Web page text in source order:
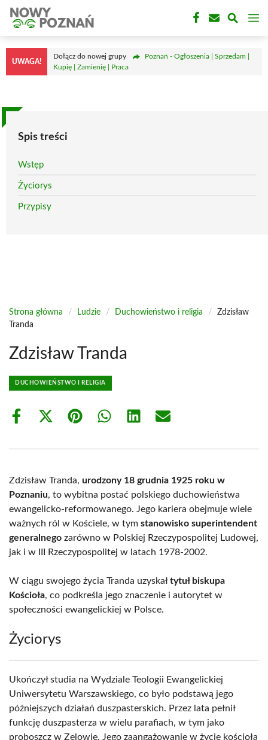
Przejdź
treści
UWAGA!
Dołącz do nowej grupy
Poznań - Ogłoszenia | Sprzedam |
Kupię | Zamienię | Praca
Spis treści
Wstęp
Życiorys
Przypisy
Strona główna / Ludzie / Duchowieństwo i religia /
Zdzisław
Tranda
Zdzisław Tranda
DUCHOWIEŃSTWO I RELIGIA
Share
Share
(Twitter)
Share Share Share Share
Zdzisław Tranda, urodzony 18 grudnia 1925 roku w
Poznaniu, to wybitna postać polskiego duchowieństwa
ewangelicko-reformowanego. Jego kariera obejmuje wiele
ważnych ról w Kościele, w tym stanowisko superintendent
generalnego zarówno w Polskiej Rzeczypospolitej Ludowej,
jak i w III Rzeczypospolitej w latach 1978-2002.
W ciągu swojego życia Tranda uzyskałtytuł biskupa
Kościoła, co podkreśla jego znaczenie i autorytet w
społeczności ewangelickiej w Polsce.
Życiorys
Ukończył studia na Wydziale Teologii Ewangelickiej
Uniwersytetu Warszawskiego, co było podstawą jego
późniejszych działań duszpasterskich. Przez lata pełnił
funkcję duszpasterza w wielu parafiach, w tym jako
proboszcz w Zelowie. Jego zaangażowanie w życie kościoła